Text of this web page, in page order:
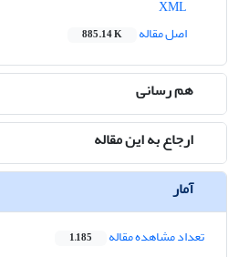
اصل مقاله
885.14 K
هم رسانی
ارجاع به این مقاله
آمار
تعداد مشاهده مقاله 1,185